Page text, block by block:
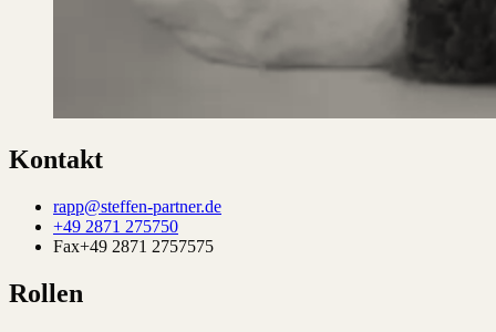
Kontakt
rapp@steffen-partner.de
+49 2871 275750
Fax+49 2871 2757575
Rollen